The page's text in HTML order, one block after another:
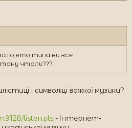
типа ви все
чтоли???
і символіці важкої музики?
listen.pls - Інтернет-